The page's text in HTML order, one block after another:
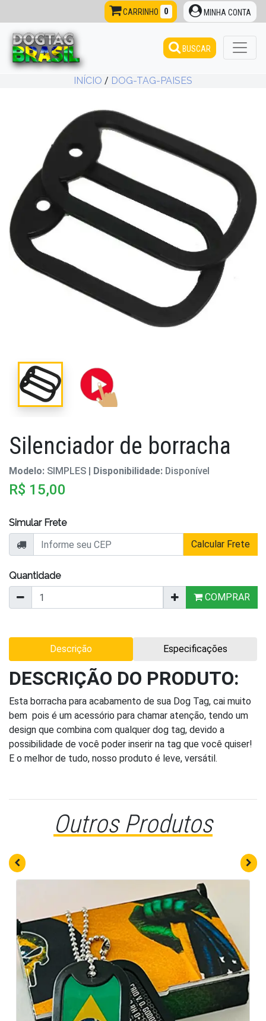
CARRINHO 0 MINHA CONTA
BUSCAR
INÍCIO / DOG-TAG-PAISES
Silenciador de borracha
Modelo: SIMPLES | Disponibilidade: Disponível
R$ 15,00
Simular Frete
Calcular Frete
Quantidade
COMPRAR
Descrição Especificações
DESCRIÇÃO DO PRODUTO:
Esta borracha para acabamento de sua Dog Tag, cai muito
bem pois é um acessório para chamar atenção, tendo um
design que combina com qualquer dog tag, devido a
possibilidade de você poder inserir na tag que você quiser!
E o melhor de tudo, nosso produto é leve, versátil.
Outros Produtos